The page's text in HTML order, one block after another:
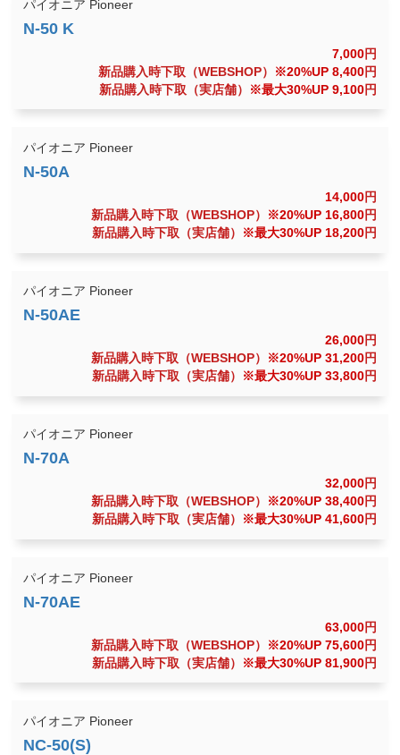
パイオニア Pioneer
7,000円
新品購入時下取（WEBSHOP）
※20%UP 8,400円
新品購入時下取（実店舗）
※最大30%UP 9,100円
パイオニア Pioneer
14,000円
新品購入時下取（WEBSHOP）
※20%UP 16,800円
新品購入時下取（実店舗）
※最大30%UP 18,200円
パイオニア Pioneer
26,000円
新品購入時下取（WEBSHOP）
※20%UP 31,200円
新品購入時下取（実店舗）
※最大30%UP 33,800円
パイオニア Pioneer
32,000円
新品購入時下取（WEBSHOP）
※20%UP 38,400円
新品購入時下取（実店舗）
※最大30%UP 41,600円
パイオニア Pioneer
63,000円
新品購入時下取（WEBSHOP）
※20%UP 75,600円
新品購入時下取（実店舗）
※最大30%UP 81,900円
パイオニア Pioneer